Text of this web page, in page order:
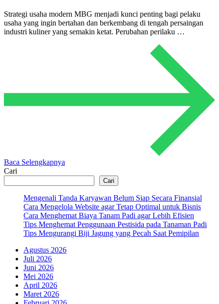
Strategi usaha modern MBG menjadi kunci penting bagi pelaku
usaha yang ingin bertahan dan berkembang di tengah persaingan
industri kuliner yang semakin ketat. Perubahan perilaku …
Baca Selengkapnya
Cari
Cari
Mengenali Tanda Karyawan Belum Siap Secara Finansial
Cara Mengelola Website agar Tetap Optimal untuk Bisnis
Cara Menghemat Biaya Tanam Padi agar Lebih Efisien
Tips Menghemat Penggunaan Pestisida pada Tanaman Padi
Tips Mengurangi Biji Jagung yang Pecah Saat Pemipilan
Agustus 2026
Juli 2026
Juni 2026
Mei 2026
April 2026
Maret 2026